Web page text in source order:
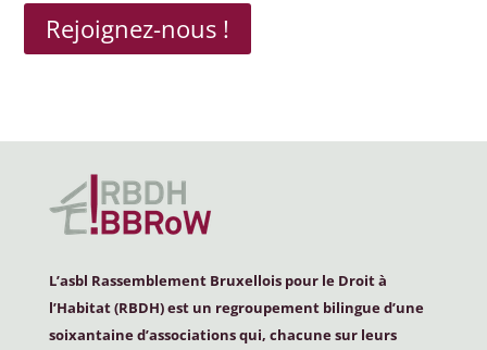
Rejoignez-nous !
L’asbl Rassemblement Bruxellois pour le Droit à
l’Habitat (RBDH) est un regroupement bilingue d’une
soixantaine d’associations qui, chacune sur leurs